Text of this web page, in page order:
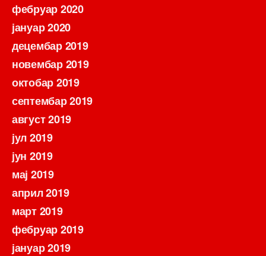
фебруар 2020
јануар 2020
децембар 2019
новембар 2019
октобар 2019
септембар 2019
август 2019
јул 2019
јун 2019
мај 2019
април 2019
март 2019
фебруар 2019
јануар 2019